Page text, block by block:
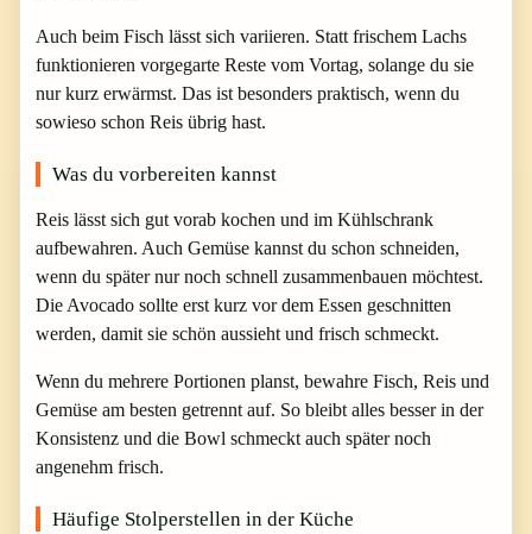
Auch beim Fisch lässt sich variieren. Statt frischem Lachs
funktionieren vorgegarte Reste vom Vortag, solange du sie
nur kurz erwärmst. Das ist besonders praktisch, wenn du
sowieso schon Reis übrig hast.
Was du vorbereiten kannst
Reis lässt sich gut vorab kochen und im Kühlschrank
aufbewahren. Auch Gemüse kannst du schon schneiden,
wenn du später nur noch schnell zusammenbauen möchtest.
Die Avocado sollte erst kurz vor dem Essen geschnitten
werden, damit sie schön aussieht und frisch schmeckt.
Wenn du mehrere Portionen planst, bewahre Fisch, Reis und
Gemüse am besten getrennt auf. So bleibt alles besser in der
Konsistenz und die Bowl schmeckt auch später noch
angenehm frisch.
Häufige Stolperstellen in der Küche